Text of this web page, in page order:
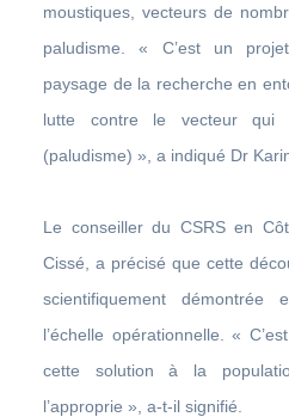
moustiques, vecteurs de
paludisme. « C’est un
paysage de la recherche en
lutte contre le vecteur qui
(paludisme) », a indiqué Dr
Le conseiller du CSRS en
Cissé, a précisé que cette
scientifiquement
l’échelle opérationnelle. «
cette solution à la
l’approprie », a-t-il signifié.